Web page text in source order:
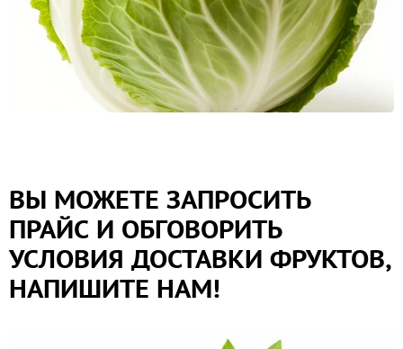
ВЫ МОЖЕТЕ ЗАПРОСИТЬ
ПРАЙС И ОБГОВОРИТЬ
УСЛОВИЯ ДОСТАВКИ ФРУКТОВ,
НАПИШИТЕ НАМ!